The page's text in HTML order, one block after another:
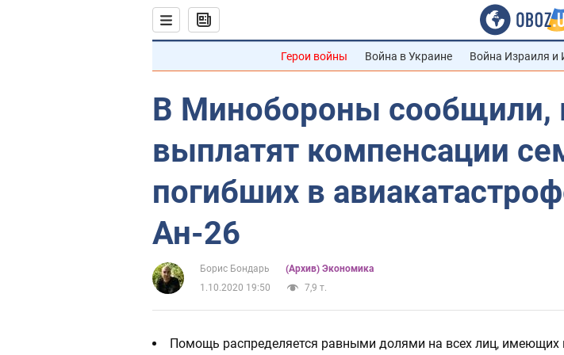
Герои войны Война в Украине Война Израиля и
В Минобороны сообщили,
выплатят компенсации
погибших в
Ан-26
Борис Бондарь
(Архив) Экономика
1.10.2020 19:50
7,9 т.
Помощь распределяется равными долями на всех лиц, имеющих